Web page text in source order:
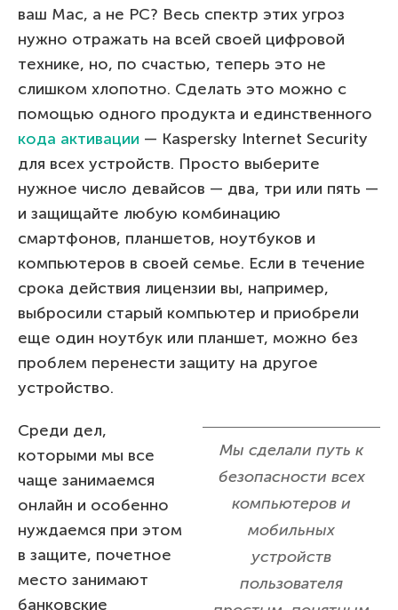
ваш Маc, а не PC? Весь спектр этих угроз
нужно отражать на всей своей цифровой
технике, но, по счастью, теперь это не
слишком хлопотно. Сделать это можно с
помощью одного продукта и единственного
кода активации — Kaspersky Internet Security
для всех устройств. Просто выберите
нужное число девайсов — два, три или пять —
и защищайте любую комбинацию
смартфонов, планшетов, ноутбуков и
компьютеров в своей семье. Если в течение
срока действия лицензии вы, например,
выбросили старый компьютер и приобрели
еще один ноутбук или планшет, можно без
проблем перенести защиту на другое
устройство.
Мы сделали путь к
безопасности всех
компьютеров и
мобильных
устройств
пользователя
Среди дел,
которыми мы все
чаще занимаемся
онлайн и особенно
нуждаемся при этом
в защите, почетное
место занимают
банковские